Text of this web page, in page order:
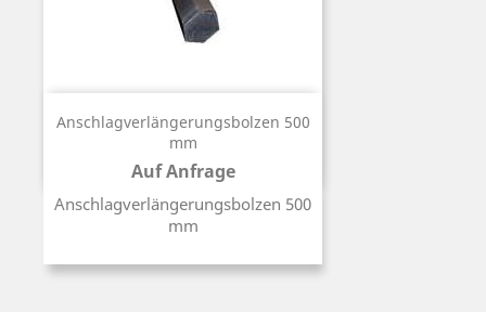
Anschlagverlängerungsbolzen 500
mm
Auf Anfrage
Anschlagverlängerungsbolzen 500
mm